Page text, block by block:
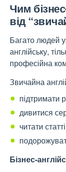
Чим
від
Багато людей
англійську,
професійна
Звичайна
підтримати
дивитися
читати
Бізнес-